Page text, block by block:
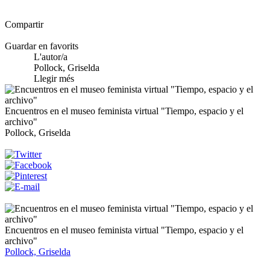
Compartir
Guardar en favorits
L'autor/a
Pollock, Griselda
Llegir més
Encuentros en el museo feminista virtual "Tiempo, espacio y el
archivo"
Pollock, Griselda
Encuentros en el museo feminista virtual "Tiempo, espacio y el
archivo"
Pollock, Griselda